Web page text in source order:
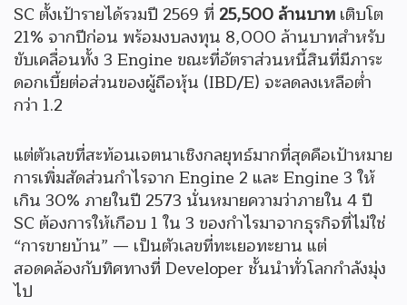
SC ตั้งเป้ารายได้รวมปี 2569 ที่ 25,500 ล้านบาท เติบโต
21% จากปีก่อน พร้อมงบลงทุน 8,000 ล้านบาทสำหรับ
ขับเคลื่อนทั้ง 3 Engine ขณะที่อัตราส่วนหนี้สินที่มีภาระ
ดอกเบี้ยต่อส่วนของผู้ถือหุ้น (IBD/E) จะลดลงเหลือต่ำ
กว่า 1.2
แต่ตัวเลขที่สะท้อนเจตนาเชิงกลยุทธ์มากที่สุดคือเป้าหมาย
การเพิ่มสัดส่วนกำไรจาก Engine 2 และ Engine 3 ให้
เกิน 30% ภายในปี 2573 นั่นหมายความว่าภายใน 4 ปี
SC ต้องการให้เกือบ 1 ใน 3 ของกำไรมาจากธุรกิจที่ไม่ใช่
“การขายบ้าน” — เป็นตัวเลขที่ทะเยอทะยาน แต่
สอดคล้องกับทิศทางที่ Developer ชั้นนำทั่วโลกกำลังมุ่ง
ไป